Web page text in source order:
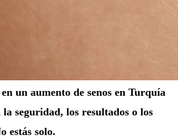
un aumento de senos en Turquía
seguridad, los resultados o los
estás solo.